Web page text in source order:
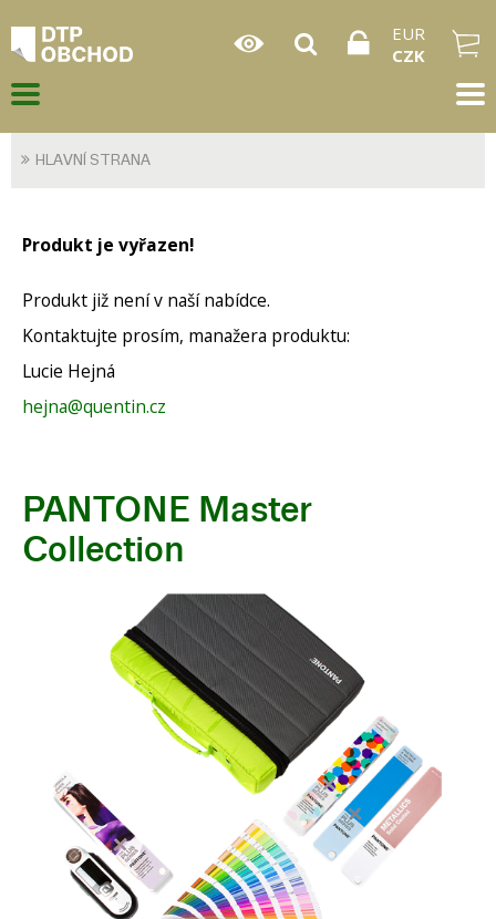
EUR
CZK
HLAVNÍ STRANA
Produkt je vyřazen!
Produkt již není v naší nabídce.
Kontaktujte prosím, manažera produktu:
Lucie Hejná
hejna@quentin.cz
PANTONE Master
Collection